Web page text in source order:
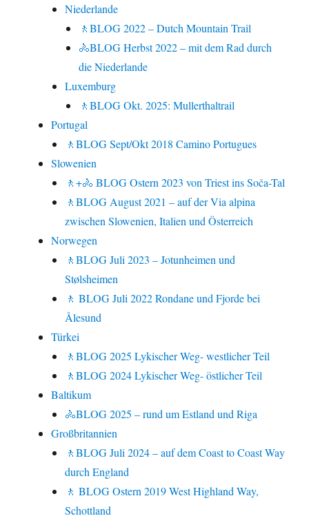
Niederlande
🚶BLOG 2022 – Dutch Mountain Trail
🚴BLOG Herbst 2022 – mit dem Rad durch
die Niederlande
Luxemburg
🚶BLOG Okt. 2025: Mullerthaltrail
Portugal
🚶BLOG Sept/Okt 2018 Camino Portugues
Slowenien
🚶+🚴 BLOG Ostern 2023 von Triest ins Soča-Tal
🚶BLOG August 2021 – auf der Via alpina
zwischen Slowenien, Italien und Österreich
Norwegen
🚶BLOG Juli 2023 – Jotunheimen und
Stølsheimen
🚶 BLOG Juli 2022 Rondane und Fjorde bei
Ålesund
Türkei
🚶BLOG 2025 Lykischer Weg- westlicher Teil
🚶BLOG 2024 Lykischer Weg- östlicher Teil
Baltikum
🚴BLOG 2025 – rund um Estland und Riga
Großbritannien
🚶BLOG Juli 2024 – auf dem Coast to Coast Way
durch England
🚶 BLOG Ostern 2019 West Highland Way,
Schottland